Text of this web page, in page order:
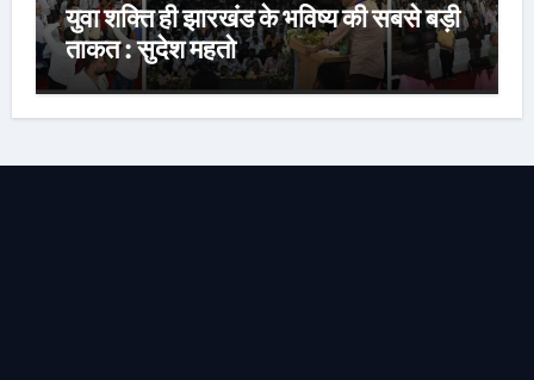
युवा शक्ति ही झारखंड के भविष्य की सबसे बड़ी
ताकत : सुदेश महतो